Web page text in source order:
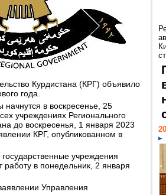
Курдистана (КРГ) объявило
года.
начнутся в воскресенье, 25
учреждениях Регионального
до воскресенья, 1 января 2023
КРГ, опубликованном в
учреждения
в понедельник, 2 января
Управления